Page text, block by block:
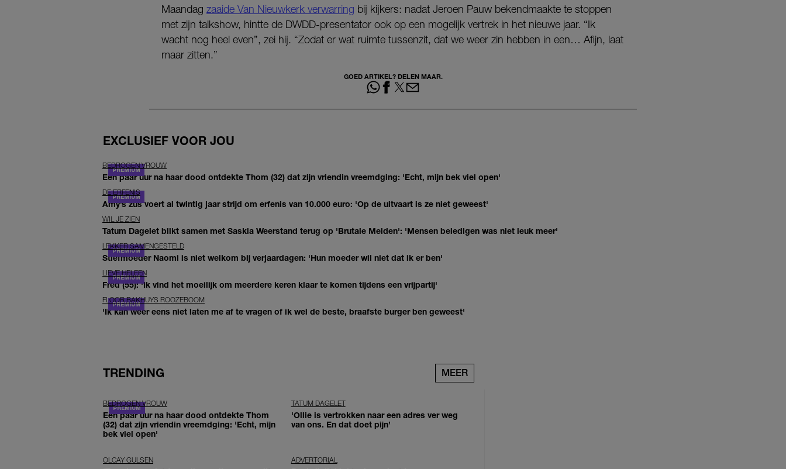
Maandag zaaide Van Nieuwkerk verwarring bij kijkers: nadat Jeroen Pauw bekendmaakte te stoppen
met zijn talkshow, hintte de DWDD-presentator ook op een mogelijk vertrek in het nieuwe jaar. “Ik
wacht nog heel even”, zei hij. “Zodat er wat ruimte tussenzit, dat we weer zin hebben in een… Afijn, laat
maar zitten.”
GOED ARTIKEL? DELEN MAAR.
EXCLUSIEF VOOR JOU
BEDROGEN VROUW
Een paar uur na haar dood ontdekte Thom (32) dat zijn vriendin vreemdging: 'Echt, mijn bek viel open'
DE ERFENIS
Amy’s zus voert al twintig jaar strijd om erfenis van 10.000 euro: 'Op de uitvaart is ze niet geweest'
WIL JE ZIEN
Tatum Dagelet blikt samen met Saskia Weerstand terug op 'Brutale Meiden': 'Mensen beledigen was niet leuk meer'
LEKKER SAMENGESTELD
Stiefmoeder Naomi is niet welkom bij verjaardagen: 'Hun moeder wil niet dat ik er ben'
LIEVE HELEEN
Fred (55): 'Ik vind het moeilijk om meerdere keren klaar te komen tijdens een vrijpartij'
FLOOR BAKHUYS ROOZEBOOM
'Ik kan weer eens niet laten me af te vragen of ik wel de beste, braafste burger ben geweest'
TRENDING MEER
BEDROGEN VROUW
Een paar uur na haar dood ontdekte Thom
(32) dat zijn vriendin vreemdging: 'Echt, mijn
bek viel open'
TATUM DAGELET
'Ollie is vertrokken naar een adres ver weg
van ons. En dat doet pijn’
OLCAY GULSEN ADVERTORIAL